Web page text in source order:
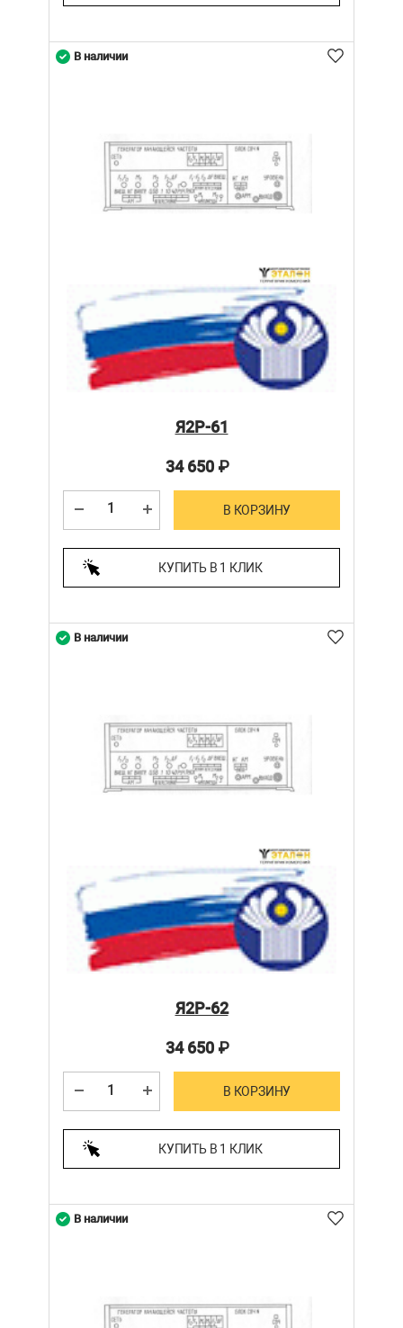
Я2Р-61
34 650₽
В КОРЗИНУ
КУПИТЬ В 1 КЛИК
В наличии
Я2Р-62
34 650₽
В КОРЗИНУ
КУПИТЬ В 1 КЛИК
В наличии
В наличии